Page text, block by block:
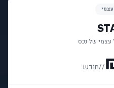
עצמי
עצמי של נכס
//חודש